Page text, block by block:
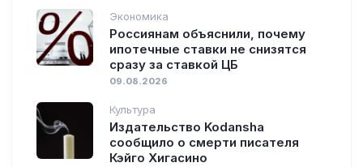
Экономика
Россиянам объяснили, почему
ипотечные ставки не снизятся
сразу за ставкой ЦБ
09.08.2026
Культура
Издательство Kodansha
сообщило о смерти писателя
Кэйго Хигасино